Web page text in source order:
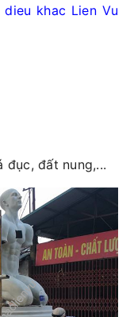
dieu khac Lien Vu
đục, đất nung,...